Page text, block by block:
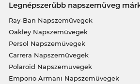
Legnépszerűbb napszemüveg
Ray-Ban Napszemüvegek
Oakley Napszemüvegek
Persol Napszemüvegek
Carrera Napszemüvegek
Polaroid Napszemüvegek
Emporio Armani Napszemüvegek